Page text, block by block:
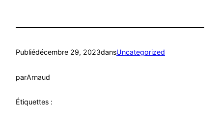
Publiédécembre 29, 2023dansUncategorized
parArnaud
Étiquettes :